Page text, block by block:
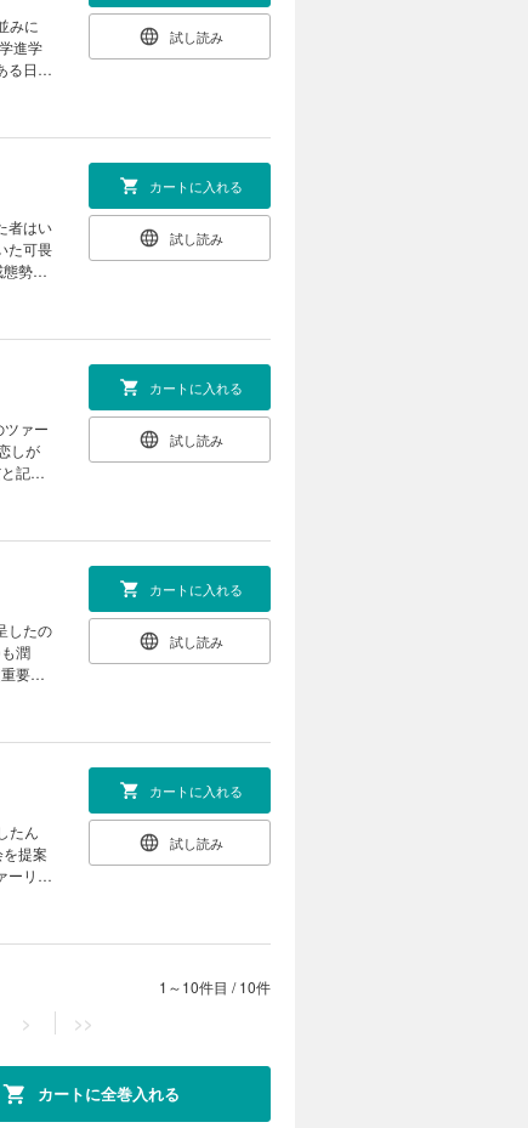
みに
進学
る日、
試し読み
者はい
た可畏
勢を
カートに入れる
試し読み
ツァー
しが
記憶
カートに入れる
試し読み
したの
潤
要人
カートに入れる
試し読み
たん
提案
ーリが
カートに入れる
試し読み
1～10件目 /10件
> >>
カートに全巻入れる